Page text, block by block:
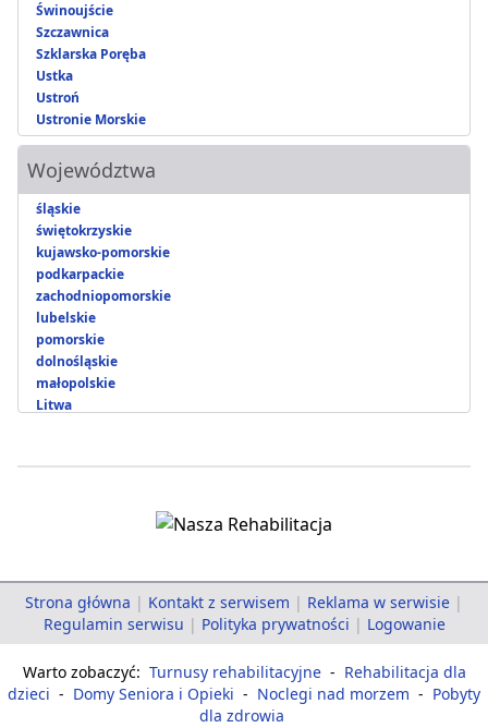
Świnoujście
Szczawnica
Szklarska Poręba
Ustka
Ustroń
Ustronie Morskie
Województwa
śląskie
świętokrzyskie
kujawsko-pomorskie
podkarpackie
zachodniopomorskie
lubelskie
pomorskie
dolnośląskie
małopolskie
Litwa
Strona główna | Kontakt z serwisem | Reklama w serwisie |
Regulamin serwisu | Polityka prywatności | Logowanie
Warto zobaczyć: Turnusy rehabilitacyjne - Rehabilitacja dla
dzieci - Domy Seniora i Opieki - Noclegi nad morzem - Pobyty
dla zdrowia